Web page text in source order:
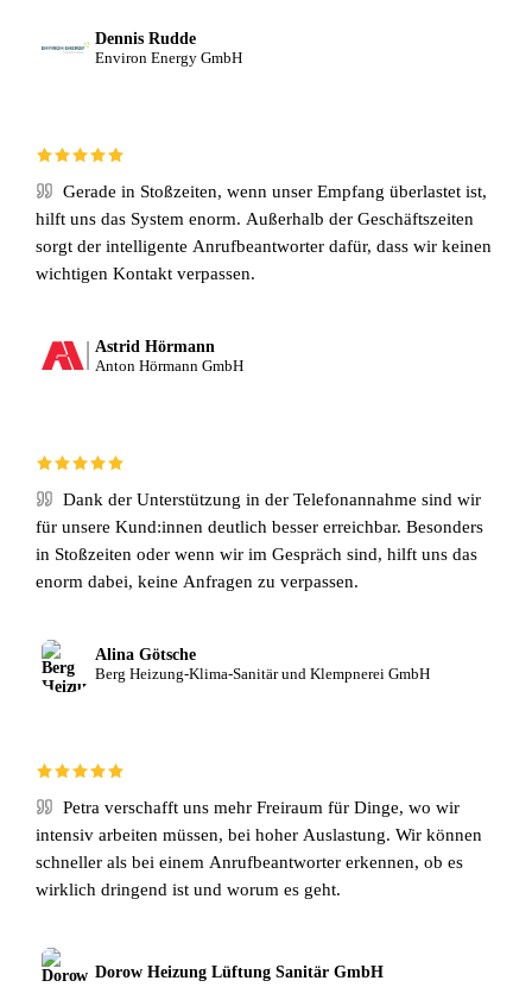
Dennis Rudde
Environ Energy GmbH
Gerade in Stoßzeiten, wenn unser Empfang überlastet ist,
hilft uns das System enorm. Außerhalb der Geschäftszeiten
sorgt der intelligente Anrufbeantworter dafür, dass wir keinen
wichtigen Kontakt verpassen.
Astrid Hörmann
Anton Hörmann GmbH
Dank der Unterstützung in der Telefonannahme sind wir
für unsere Kund:innen deutlich besser erreichbar. Besonders
in Stoßzeiten oder wenn wir im Gespräch sind, hilft uns das
enorm dabei, keine Anfragen zu verpassen.
Alina Götsche
Berg Heizung-Klima-Sanitär und Klempnerei GmbH
Petra verschafft uns mehr Freiraum für Dinge, wo wir
intensiv arbeiten müssen, bei hoher Auslastung. Wir können
schneller als bei einem Anrufbeantworter erkennen, ob es
wirklich dringend ist und worum es geht.
Dorow Heizung Lüftung Sanitär GmbH